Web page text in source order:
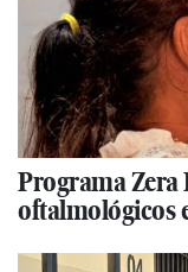
Programa
oftalmológicos